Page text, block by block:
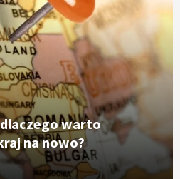
warto
na nowo?